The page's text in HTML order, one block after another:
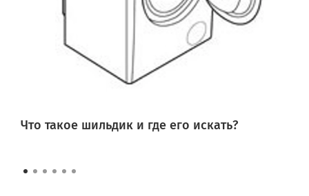
Что такое шильдик и где его искать?